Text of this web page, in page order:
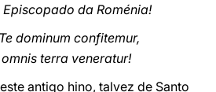
da Roménia!
dominum confitemur,
terra veneratur!
antigo hino, talvez de Santo